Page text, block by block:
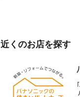
近くのお店を探す